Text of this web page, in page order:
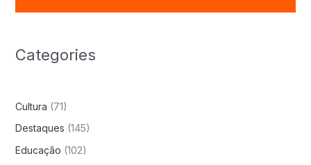
Categories
Cultura (71)
Destaques (145)
Educação (102)